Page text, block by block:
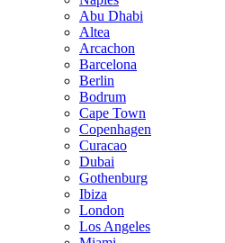
Abu Dhabi
Altea
Arcachon
Barcelona
Berlin
Bodrum
Cape Town
Copenhagen
Curacao
Dubai
Gothenburg
Ibiza
London
Los Angeles